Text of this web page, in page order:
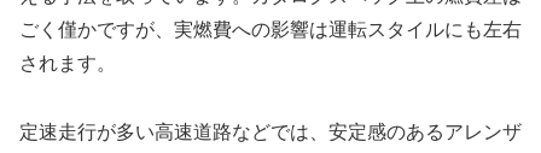
ごく僅かですが、実燃費への影響は運転スタイルにも左右
されます。
定速走行が多い高速道路などでは、安定感のあるアレンザ